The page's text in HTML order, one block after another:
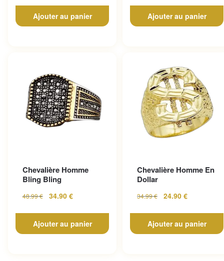
Ajouter au panier Ajouter au panier
Chevalière Homme
Bling Bling
48.99€ 34.90 €
Ajouter au panier
Chevalière Homme En
Dollar
34.99€ 24.90 €
Ajouter au panier